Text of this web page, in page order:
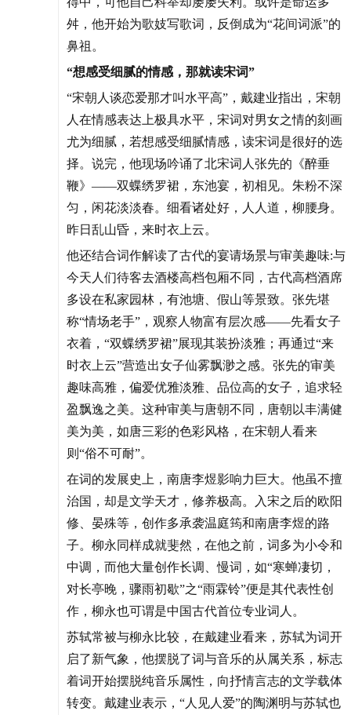
舛，他开始为歌妓写歌词，反倒成为“花间词派”的
鼻祖。
“想感受细腻的情感，那就读宋词”
“宋朝人谈恋爱那才叫水平高”，戴建业指出，宋朝
人在情感表达上极具水平，宋词对男女之情的刻画
尤为细腻，若想感受细腻情感，读宋词是很好的选
择。说完，他现场吟诵了北宋词人张先的《醉垂
鞭》——双蝶绣罗裙，东池宴，初相见。朱粉不深
匀，闲花淡淡春。细看诸处好，人人道，柳腰身。
昨日乱山昏，来时衣上云。
他还结合词作解读了古代的宴请场景与审美趣味:与
今天人们待客去酒楼高档包厢不同，古代高档酒席
多设在私家园林，有池塘、假山等景致。张先堪
称“情场老手”，观察人物富有层次感——先看女子
衣着，“双蝶绣罗裙”展现其装扮淡雅；再通过“来
时衣上云”营造出女子仙雾飘渺之感。张先的审美
趣味高雅，偏爱优雅淡雅、品位高的女子，追求轻
盈飘逸之美。这种审美与唐朝不同，唐朝以丰满健
美为美，如唐三彩的色彩风格，在宋朝人看来
则“俗不可耐”。
在词的发展史上，南唐李煜影响力巨大。他虽不擅
治国，却是文学天才，修养极高。入宋之后的欧阳
修、晏殊等，创作多承袭温庭筠和南唐李煜的路
子。柳永同样成就斐然，在他之前，词多为小令和
中调，而他大量创作长调、慢词，如“寒蝉凄切，
对长亭晚，骤雨初歇”之“雨霖铃”便是其代表性创
作，柳永也可谓是中国古代首位专业词人。
苏轼常被与柳永比较，在戴建业看来，苏轼为词开
启了新气象，他摆脱了词与音乐的从属关系，标志
着词开始摆脱纯音乐属性，向抒情言志的文学载体
转变。戴建业表示，“人见人爱”的陶渊明与苏轼也